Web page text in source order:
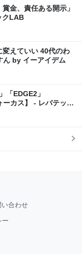
金、責任ある開示」
クLAB
変えていい 40代のわ
ん by イーアイデム
「EDGE2」
ーカス】 - レバテック
い合わせ
ー